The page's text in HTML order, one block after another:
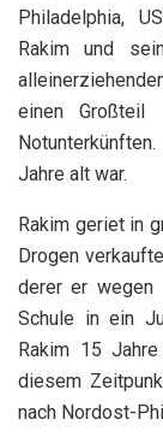
Philadelphia,
Rakim und
einen Großteil
Jahre alt war.
Rakim geriet in
Drogen
derer er wegen
Schule in ein
Rakim 15
diesem
nach Nordost-